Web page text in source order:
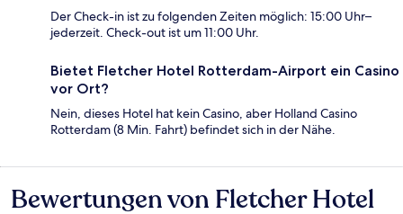
Der Check-in ist zu folgenden Zeiten möglich: 15:00 Uhr–
jederzeit. Check-out ist um 11:00 Uhr.
Bietet Fletcher Hotel Rotterdam-Airport ein Casino
vor Ort?
Nein, dieses Hotel hat kein Casino, aber Holland Casino
Rotterdam (8 Min. Fahrt) befindet sich in der Nähe.
Bewertungen
Bewertungen von Fletcher Hotel